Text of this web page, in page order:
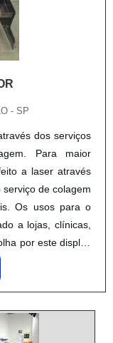
- SP
dos serviços
Para maior
a laser através
de colagem
Os usos para o
a lojas, clínicas,
por este display